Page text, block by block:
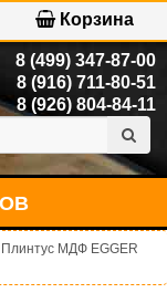
Корзина
8 (499) 347-87-00
8 (916) 711-80-51
8 (926) 804-84-11
Плинтус МДФ EGGER